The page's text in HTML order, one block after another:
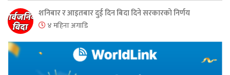
शनिबार र आइतबार दुई दिन बिदा दिने सरकारको निर्णय
४ महिना अगाडि